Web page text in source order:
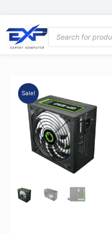
content
Products
search
Sale!